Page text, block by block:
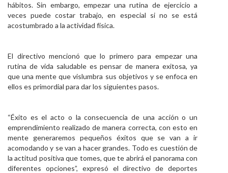
hábitos. Sin embargo, empezar una rutina de ejercicio a
veces puede costar trabajo, en especial si no se está
acostumbrado a la actividad física.
El directivo mencionó que lo primero para empezar una
rutina de vida saludable es pensar de manera exitosa, ya
que una mente que vislumbra sus objetivos y se enfoca en
ellos es primordial para dar los siguientes pasos.
“Éxito es el acto o la consecuencia de una acción o un
emprendimiento realizado de manera correcta, con esto en
mente generaremos pequeños éxitos que se van a ir
acomodando y se van a hacer grandes. Todo es cuestión de
la actitud positiva que tomes, que te abrirá el panorama con
diferentes opciones”, expresó el directivo de deportes